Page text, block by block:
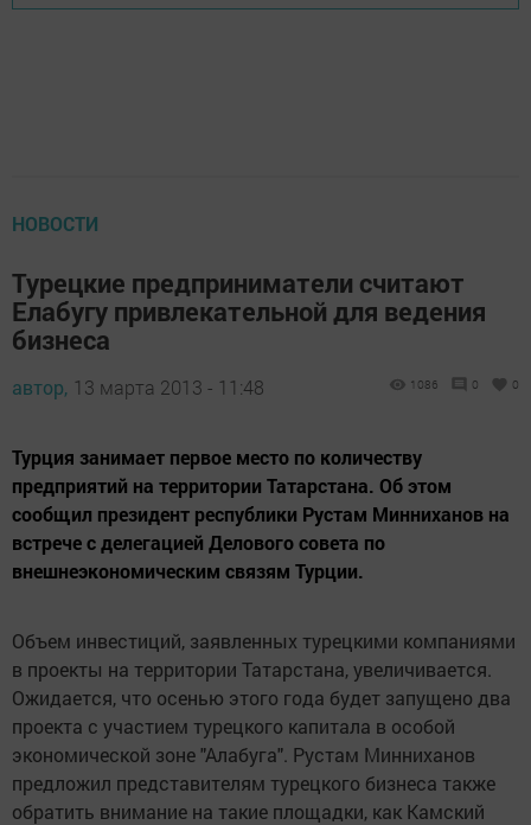
НОВОСТИ
Турецкие предприниматели считают
Елабугу привлекательной для ведения
бизнеса
автор, 13 марта 2013 - 11:48 1086 0 0
Турция занимает первое место по количеству
предприятий на территории Татарстана. Об этом
сообщил президент республики Рустам Минниханов на
встрече с делегацией Делового совета по
внешнеэкономическим связям Турции.
Объем инвестиций, заявленных турецкими компаниями
в проекты на территории Татарстана, увеличивается.
Ожидается, что осенью этого года будет запущено два
проекта с участием турецкого капитала в особой
экономической зоне "Алабуга". Рустам Минниханов
предложил представителям турецкого бизнеса также
обратить внимание на такие площадки, как Камский